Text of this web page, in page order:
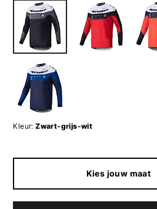
Kleur: Zwart-grijs-wit
Kies jouw maat